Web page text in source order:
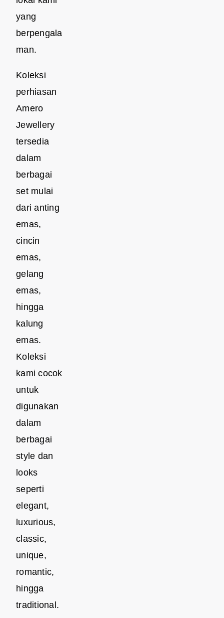
yang
berpengala
man.
Koleksi
perhiasan
Amero
Jewellery
tersedia
dalam
berbagai
set mulai
dari anting
emas,
cincin
emas,
gelang
emas,
hingga
kalung
emas.
Koleksi
kami cocok
untuk
digunakan
dalam
berbagai
style dan
looks
seperti
elegant,
luxurious,
classic,
unique,
romantic,
hingga
traditional.